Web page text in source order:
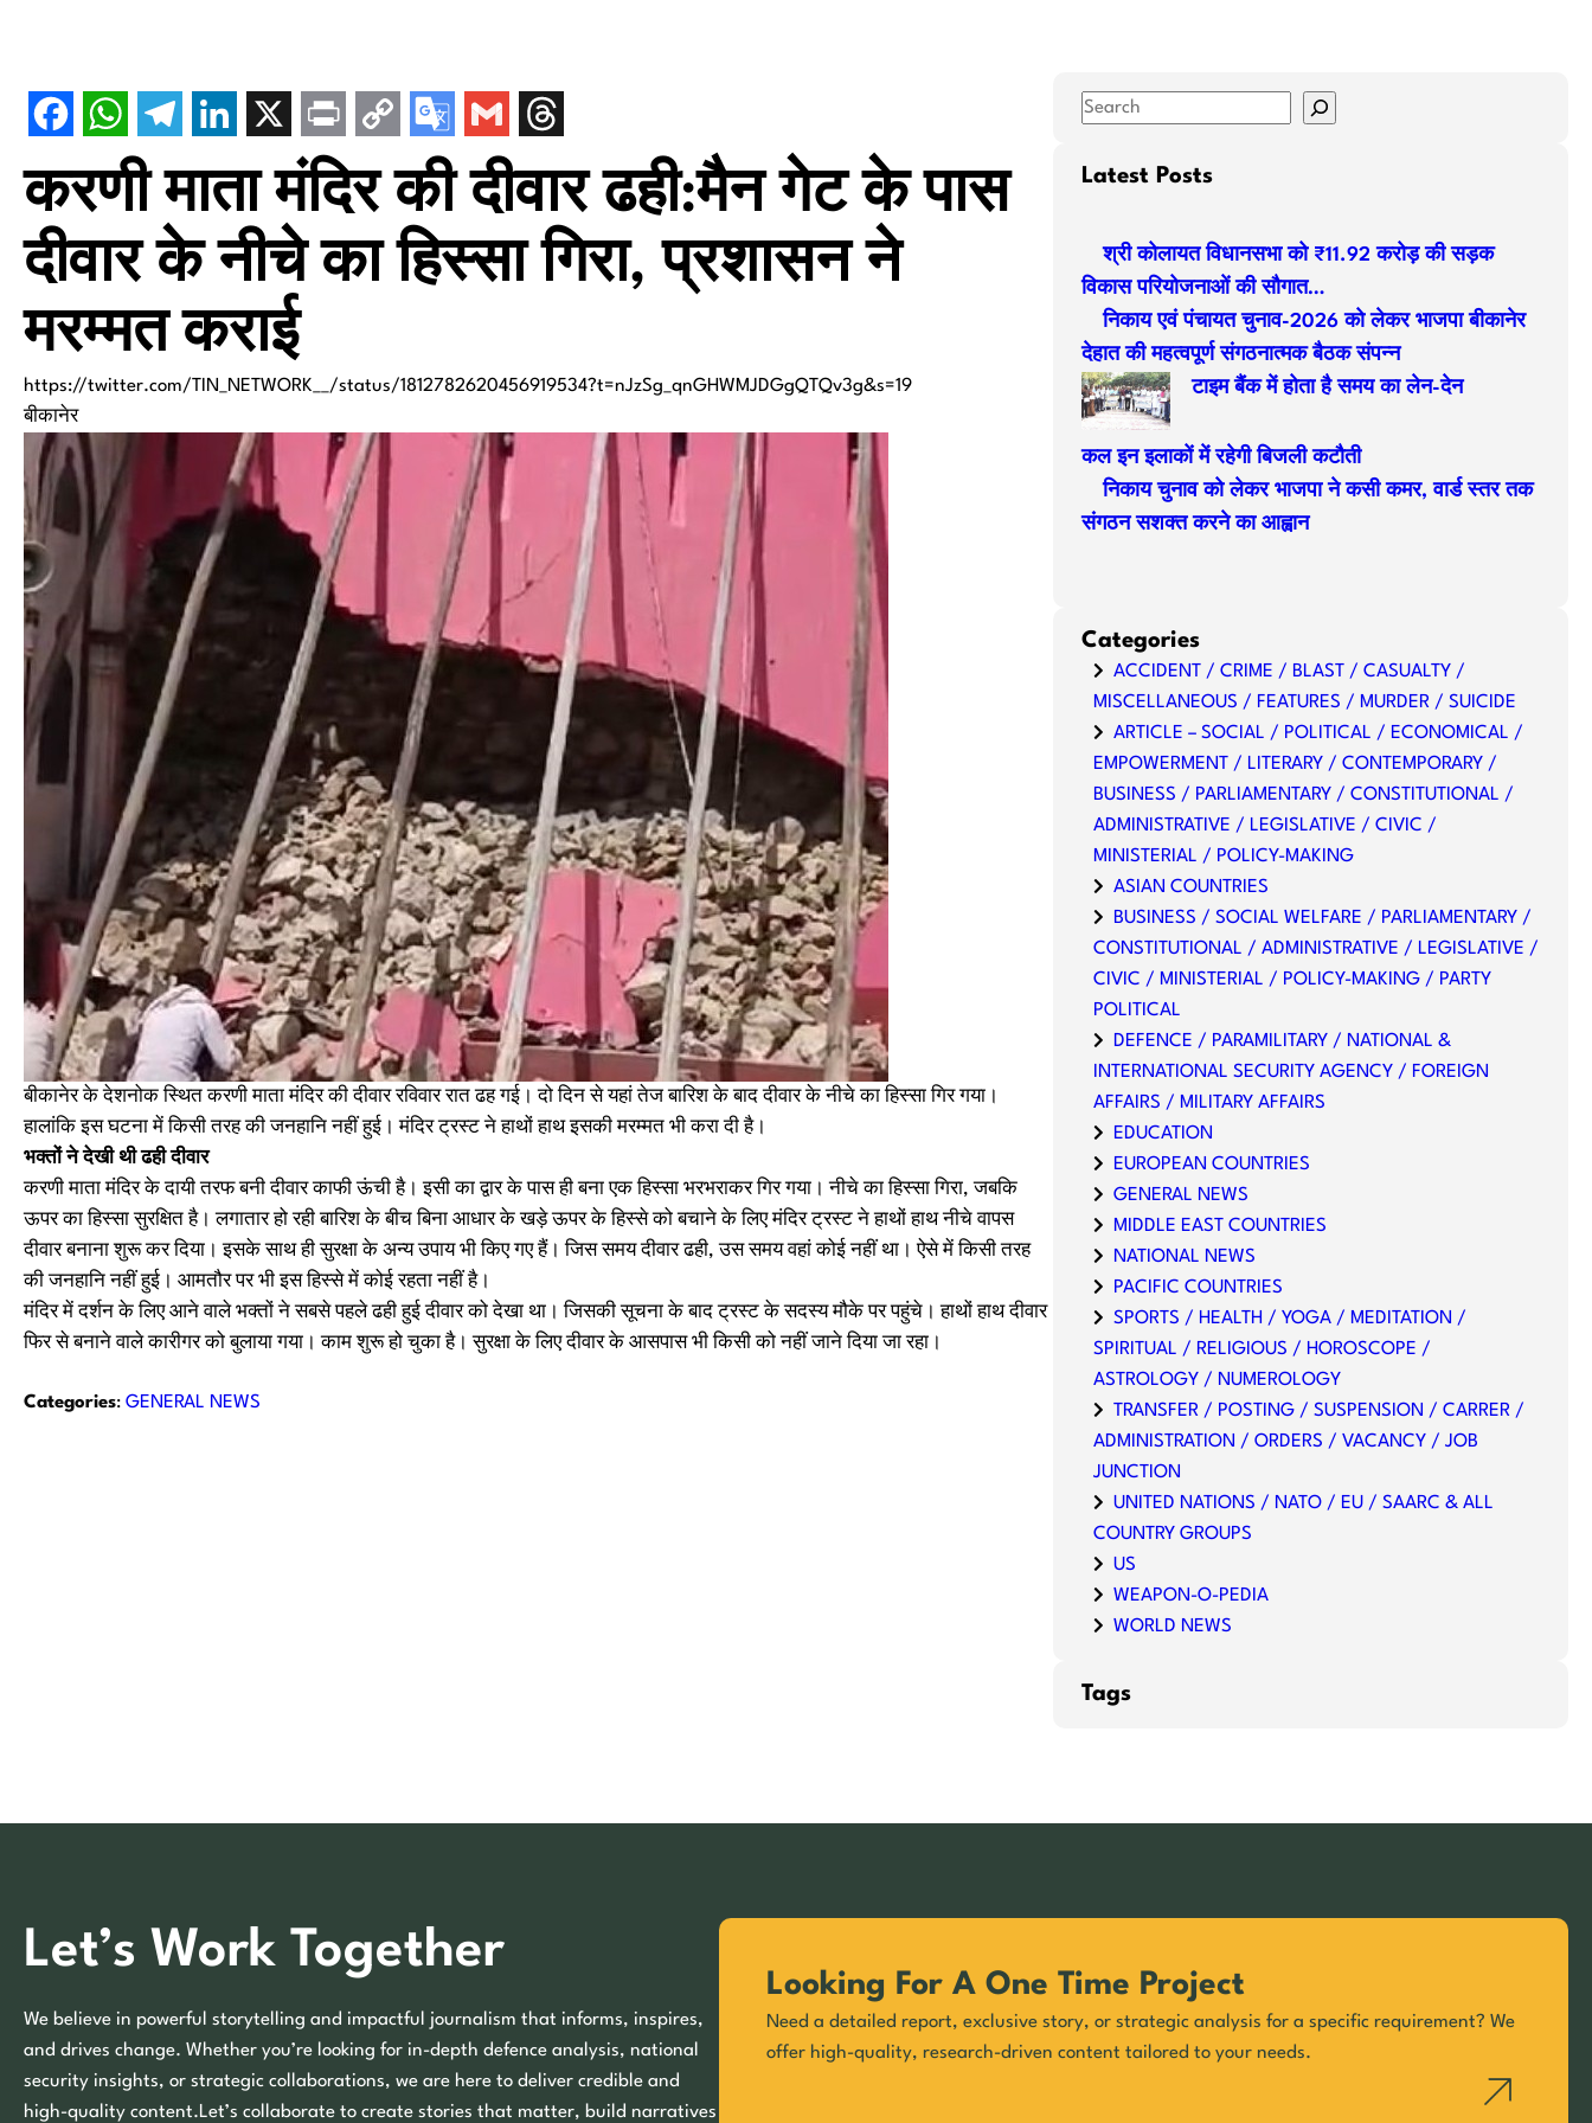
करणी माता मंदिर की दीवार ढही:मैन गेट के पास
दीवार के नीचे का हिस्सा गिरा, प्रशासन ने
मरम्मत कराई
https://twitter.com/TIN_NETWORK__/status/1812782620456919534?t=nJzSg_qnGHWMJDGgQTQv3g&s=19
बीकानेर
बीकानेर के देशनोक स्थित करणी माता मंदिर की दीवार रविवार रात ढह गई। दो दिन से यहां तेज बारिश के बाद दीवार के नीचे का हिस्सा गिर गया।
हालांकि इस घटना में किसी तरह की जनहानि नहीं हुई। मंदिर ट्रस्ट ने हाथों हाथ इसकी मरम्मत भी करा दी है।
भक्तों ने देखी थी ढही दीवार
करणी माता मंदिर के दायी तरफ बनी दीवार काफी ऊंची है। इसी का द्वार के पास ही बना एक हिस्सा भरभराकर गिर गया। नीचे का हिस्सा गिरा, जबकि
ऊपर का हिस्सा सुरक्षित है। लगातार हो रही बारिश के बीच बिना आधार के खड़े ऊपर के हिस्से को बचाने के लिए मंदिर ट्रस्ट ने हाथों हाथ नीचे वापस
दीवार बनाना शुरू कर दिया। इसके साथ ही सुरक्षा के अन्य उपाय भी किए गए हैं। जिस समय दीवार ढही, उस समय वहां कोई नहीं था। ऐसे में किसी तरह
की जनहानि नहीं हुई। आमतौर पर भी इस हिस्से में कोई रहता नहीं है।
मंदिर में दर्शन के लिए आने वाले भक्तों ने सबसे पहले ढही हुई दीवार को देखा था। जिसकी सूचना के बाद ट्रस्ट के सदस्य मौके पर पहुंचे। हाथों हाथ दीवार
फिर से बनाने वाले कारीगर को बुलाया गया। काम शुरू हो चुका है। सुरक्षा के लिए दीवार के आसपास भी किसी को नहीं जाने दिया जा रहा।
Categories: GENERAL NEWS
S
aLatest Posts
श्री कोलायत विधानसभा को ₹11.92 करोड़ की सड़क
विकास परियोजनाओं की सौगात…
निकाय एवं पंचायत चुनाव-2026 को लेकर भाजपा बीकानेर
देहात की महत्वपूर्ण संगठनात्मक बैठक संपन्न
टाइम बैंक में होता है समय का लेन-देन
कल इन इलाकों में रहेगी बिजली कटौती
निकाय चुनाव को लेकर भाजपा ने कसी कमर, वार्ड स्तर तक
संगठन सशक्त करने का आह्वान
Categories
ACCIDENT / CRIME / BLAST / CASUALTY /
MISCELLANEOUS / FEATURES / MURDER / SUICIDE
ARTICLE – SOCIAL / POLITICAL / ECONOMICAL /
EMPOWERMENT / LITERARY / CONTEMPORARY /
BUSINESS / PARLIAMENTARY / CONSTITUTIONAL /
ADMINISTRATIVE / LEGISLATIVE / CIVIC /
MINISTERIAL / POLICY-MAKING
ASIAN COUNTRIES
BUSINESS / SOCIAL WELFARE / PARLIAMENTARY /
CONSTITUTIONAL / ADMINISTRATIVE / LEGISLATIVE /
CIVIC / MINISTERIAL / POLICY-MAKING / PARTY
POLITICAL
DEFENCE / PARAMILITARY / NATIONAL &
INTERNATIONAL SECURITY AGENCY / FOREIGN
AFFAIRS / MILITARY AFFAIRS
EDUCATION
EUROPEAN COUNTRIES
GENERAL NEWS
MIDDLE EAST COUNTRIES
NATIONAL NEWS
PACIFIC COUNTRIES
SPORTS / HEALTH / YOGA / MEDITATION /
SPIRITUAL / RELIGIOUS / HOROSCOPE /
ASTROLOGY / NUMEROLOGY
TRANSFER / POSTING / SUSPENSION / CARRER /
ADMINISTRATION / ORDERS / VACANCY / JOB
JUNCTION
UNITED NATIONS / NATO / EU / SAARC & ALL
COUNTRY GROUPS
US
WEAPON-O-PEDIA
WORLD NEWS
Tags
Let’s Work Together
We believe in powerful storytelling and impactful journalism that informs, inspires,
and drives change. Whether you’re looking for in-depth defence analysis, national
security insights, or strategic collaborations, we are here to deliver credible and
high-quality content.Let’s collaborate to create stories that matter, build narratives
Looking For A One Time Project
Need a detailed report, exclusive story, or strategic analysis for a specific requirement? We
offer high-quality, research-driven content tailored to your needs.